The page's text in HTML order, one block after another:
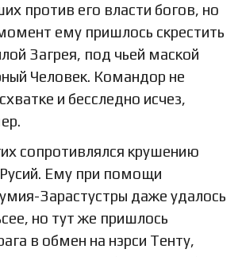
против его власти богов, но
ему пришлось скрестить
Загрея, под чьей маской
Человек. Командор не
и бесследно исчез,
сопротивлялся крушению
Ему при помощи
Зарастустры даже удалось
но тут же пришлось
в обмен на нэрси Тенту,